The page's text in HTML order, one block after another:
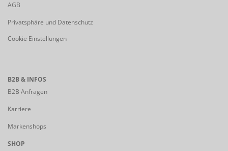
AGB
Privatsphäre und Datenschutz
Cookie Einstellungen
B2B & INFOS
B2B Anfragen
Karriere
Markenshops
SHOP